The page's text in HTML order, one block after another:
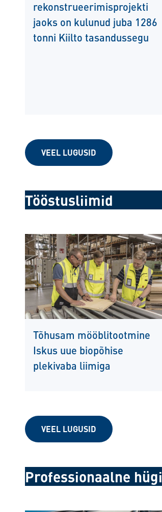
rekonstrueerimisprojekti
jaoks on kulunud juba 1286
tonni Kiilto tasandussegu
VEEL LUGUSID
Tööstusliimid
Tõhusam mööblitootmine
Iskus uue biopõhise
plekivaba liimiga
VEEL LUGUSID
Professionaalne